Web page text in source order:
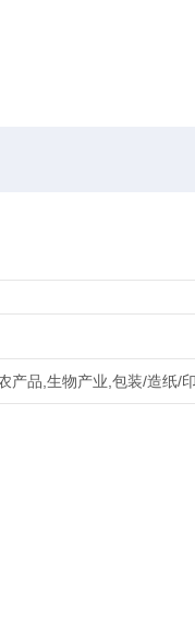
产品,生物产业,包装/造纸/